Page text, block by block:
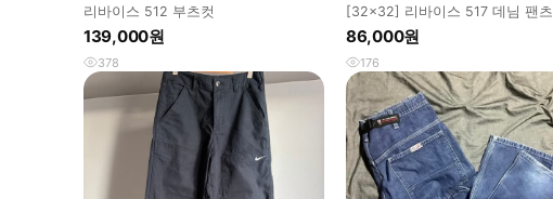
리바이스 512 부츠컷
139,000원
378
[32x32] 리바이스 517 데님 팬츠
86,000원
176